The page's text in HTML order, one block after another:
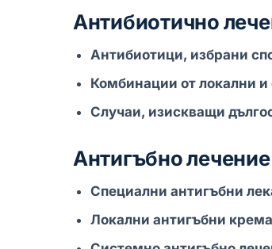
Антибиотично
Антибиотици, избрани
Комбинации от локални
Случаи, изискващи
Антигъбно лечение
Специални антигъбни
Локални антигъбни